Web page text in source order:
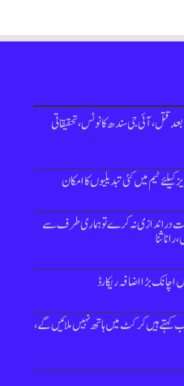
کے بعد قتل،آئی جی سندھ کا نوٹس، تحقیقاتی
ٹیم میں کئی تبدیلیوں کا امکان
دراندازی نہ کرے توہماری طرف سے
ثنا
بڑا اضافہ ریکارڈ
کہتے ہیں کرکٹ میں ہاتھ نہیں ملائیں گے،